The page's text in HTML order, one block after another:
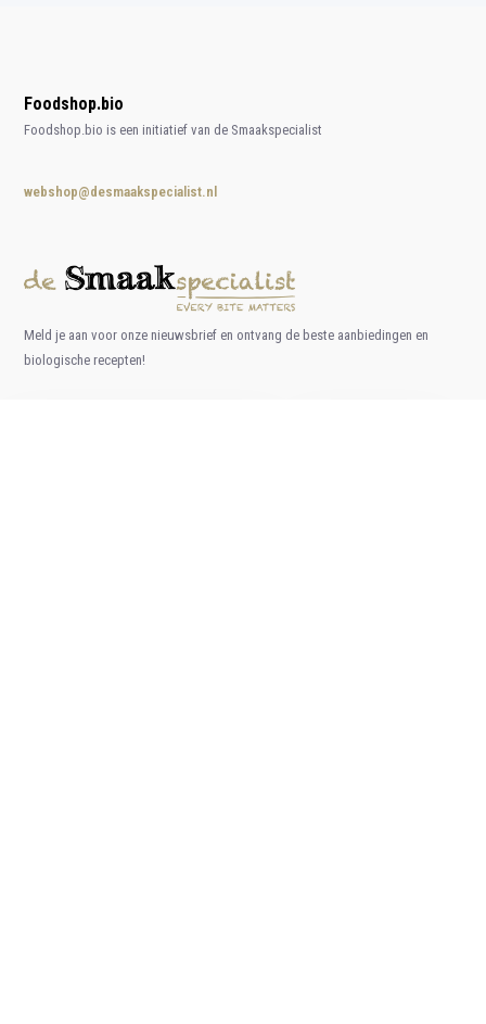
Foodshop.bio
Foodshop.bio is een initiatief van de Smaakspecialist
webshop@desmaakspecialist.nl
Meld je aan voor onze nieuwsbrief en ontvang de beste aanbiedingen en
biologische recepten!